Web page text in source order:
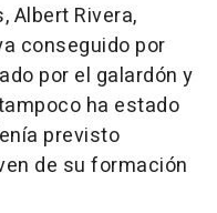
Albert Rivera,
conseguido por
por el galardón y
ha estado
previsto
de su formación